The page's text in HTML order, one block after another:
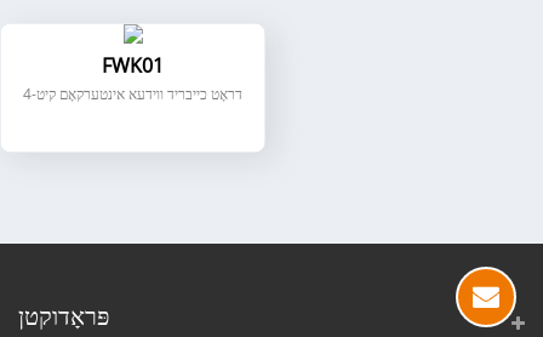
FWK01
4-דראָט כייבריד ווידעא אינטערקאָם קיט
פּראָדוקטן